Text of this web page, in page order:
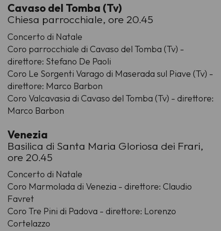
Cavaso del Tomba (Tv)
Chiesa parrocchiale, ore 20.45
Concerto di Natale
Coro parrocchiale di Cavaso del Tomba (Tv) -
direttore: Stefano De Paoli
Coro Le Sorgenti Varago di Maserada sul Piave (Tv) -
direttore: Marco Barbon
Coro Valcavasia di Cavaso del Tomba (Tv) - direttore:
Marco Barbon
Venezia
Basilica di Santa Maria Gloriosa dei Frari,
ore 20.45
Concerto di Natale
Coro Marmolada di Venezia - direttore: Claudio
Favret
Coro Tre Pini di Padova - direttore: Lorenzo
Cortelazzo